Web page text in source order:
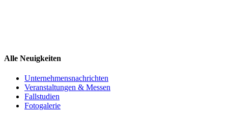
Alle Neuigkeiten
Unternehmensnachrichten
Veranstaltungen & Messen
Fallstudien
Fotogalerie